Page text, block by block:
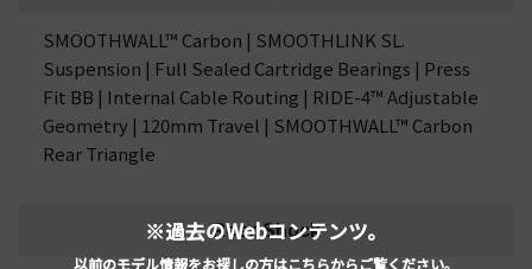
SMOOTHWALL™ Carbon | SMOOTHLINK SL.
Suspension | Full Sealed Cartridge Bearings | Press
Fit BB | Internal Cable Routing | RIDE-4™ Adjustable
Geometry | 120mm Travel | SMOOTHWALL™ Carbon
Rear Triangle
Rear Shock
※過去のWebコンテンツ。
以前のモデル情報をお探しの方はこちらからご覧ください。